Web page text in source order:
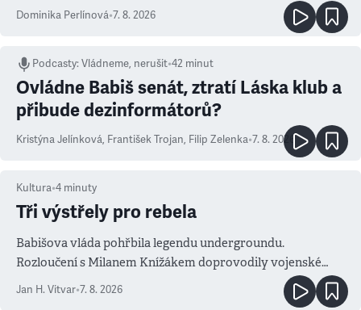
Dominika Perlínová•7. 8. 2026
Podcasty:Vládneme, nerušit•42 minut
Ovládne Babiš senát, ztratí Láska klub a
přibude dezinformátorů?
Kristýna Jelínková, František Trojan, Filip Zelenka•7. 8. 2026
Kultura•4 minuty
Tři výstřely pro rebela
Babišova vláda pohřbila legendu undergroundu.
Rozloučení s Milanem Knížákem doprovodily vojenské
salvy i kritika pokrokářů
Jan H. Vitvar•7. 8. 2026